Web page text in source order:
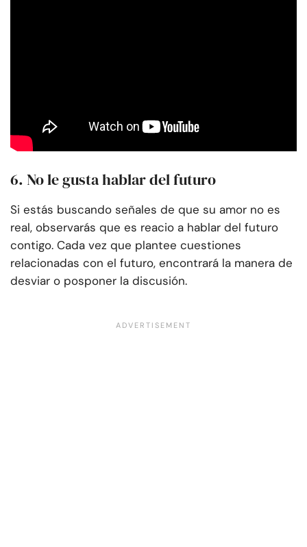
6. No le gusta hablar del futuro
Si estás buscando señales de que su amor no es
real, observarás que es reacio a hablar del futuro
contigo. Cada vez que plantee cuestiones
relacionadas con el futuro, encontrará la manera de
desviar o posponer la discusión.